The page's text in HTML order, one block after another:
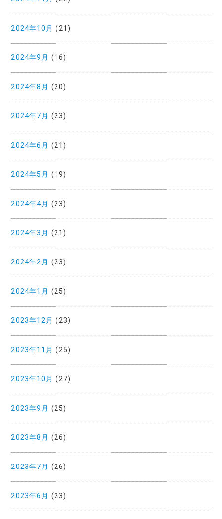
2024年10月 (21)
2024年9月 (16)
2024年8月 (20)
2024年7月 (23)
2024年6月 (21)
2024年5月 (19)
2024年4月 (23)
2024年3月 (21)
2024年2月 (23)
2024年1月 (25)
2023年12月 (23)
2023年11月 (25)
2023年10月 (27)
2023年9月 (25)
2023年8月 (26)
2023年7月 (26)
2023年6月 (23)